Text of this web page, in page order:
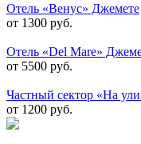
Отель «Венус» Джемете
от 1300 руб.
Отель «Del Mare»
от 5500 руб.
Частный сектор «На
от 1200 руб.